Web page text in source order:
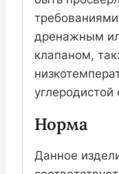
дренажным
клапаном,
углеродистой
Норма
Данное